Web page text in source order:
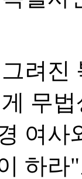
려진
무
여사
하라